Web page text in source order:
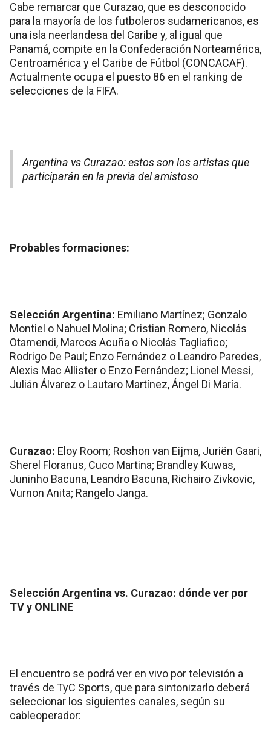
Cabe remarcar que Curazao, que es desconocido
para la mayoría de los futboleros sudamericanos, es
una isla neerlandesa del Caribe y, al igual que
Panamá, compite en la Confederación Norteamérica,
Centroamérica y el Caribe de Fútbol (CONCACAF).
Actualmente ocupa el puesto 86 en el ranking de
selecciones de la FIFA.
Argentina vs Curazao: estos son los artistas que
participarán en la previa del amistoso
Probables formaciones:
Selección Argentina: Emiliano Martínez; Gonzalo
Montiel o Nahuel Molina; Cristian Romero, Nicolás
Otamendi, Marcos Acuña o Nicolás Tagliafico;
Rodrigo De Paul; Enzo Fernández o Leandro Paredes,
Alexis Mac Allister o Enzo Fernández; Lionel Messi,
Julián Álvarez o Lautaro Martínez, Ángel Di María.
Curazao: Eloy Room; Roshon van Eijma, Juriën Gaari,
Sherel Floranus, Cuco Martina; Brandley Kuwas,
Juninho Bacuna, Leandro Bacuna, Richairo Zivkovic,
Vurnon Anita; Rangelo Janga.
Selección Argentina vs. Curazao: dónde ver por
TV y ONLINE
El encuentro se podrá ver en vivo por televisión a
través de TyC Sports, que para sintonizarlo deberá
seleccionar los siguientes canales, según su
cableoperador: